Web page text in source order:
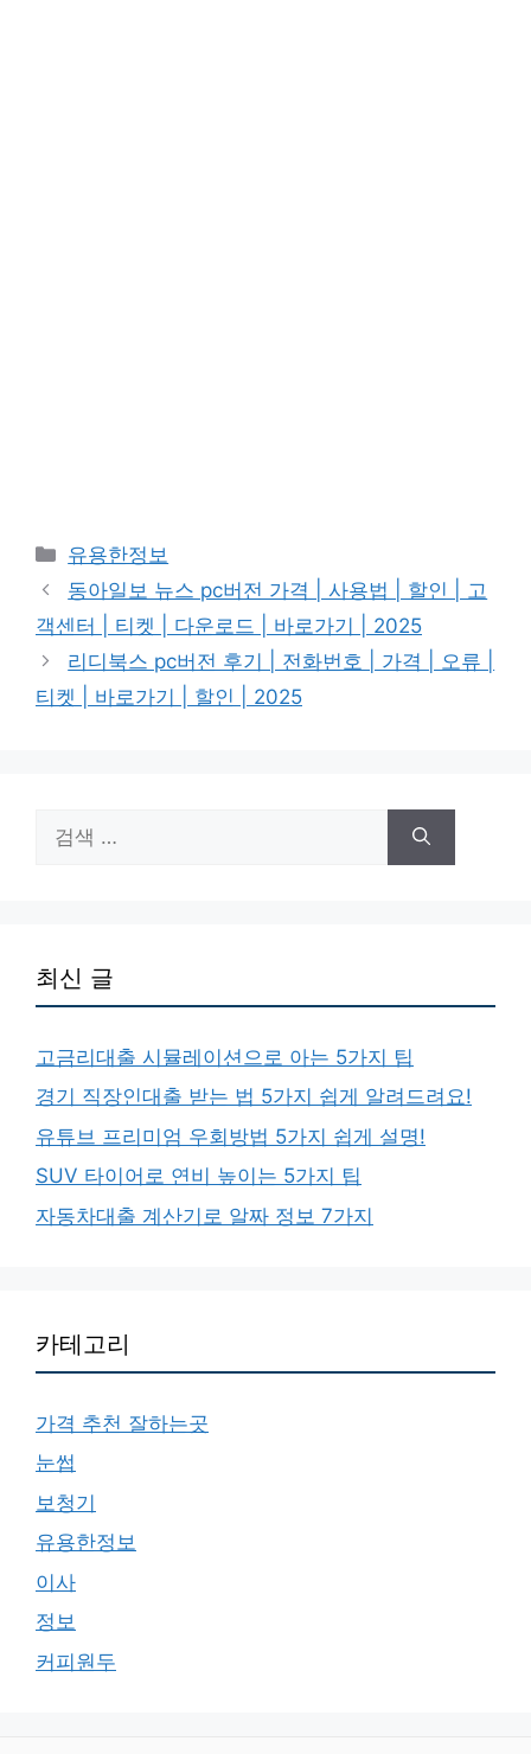
카
테
고
리
유용한정보
동아일보 뉴스 pc버전 가격 | 사용법 | 할인 | 고
객센터 | 티켓 | 다운로드 | 바로가기 | 2025
리디북스 pc버전 후기 | 전화번호 | 가격 | 오류 |
티켓 | 바로가기 | 할인 | 2025
색:
최신 글
고금리대출 시뮬레이션으로 아는 5가지 팁
경기 직장인대출 받는 법 5가지 쉽게 알려드려요!
유튜브 프리미엄 우회방법 5가지 쉽게 설명!
SUV 타이어로 연비 높이는 5가지 팁
자동차대출 계산기로 알짜 정보 7가지
카테고리
가격 추천 잘하는곳
눈썹
보청기
유용한정보
이사
정보
커피원두